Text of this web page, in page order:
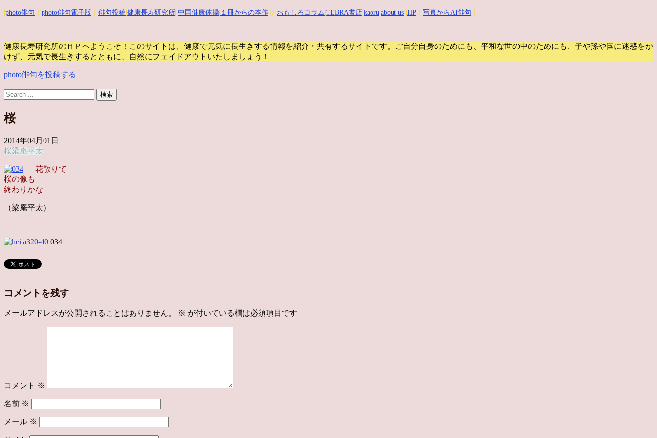
photo俳句 photo俳句電子版 俳句投稿 健康長寿研究所 中国健康体操 １冊からの本作 り| おもしろコラム TEBRA書店 kaoru |about us HP 写真からAI俳句
健康長寿研究所のＨＰへようこそ！このサイトは、健康で元気に長生きする情報を紹介・共有するサイトです。
ご自分自身のためにも、平和な世の中のためにも、子や孫や国に迷惑をか
けず、元気で長生きするとともに、自然にフェイドアウトいたしましょう！
photo俳句を投稿する
桜
2014年04月01日
桜梁庵平太
花散りて
桜の像も
終わりかな
（梁庵平太）
034
コメントを残す
メールアドレスが公開されることはありません。 ※ が付いている欄は必須項目です
コメント ※
名前 ※
メール ※